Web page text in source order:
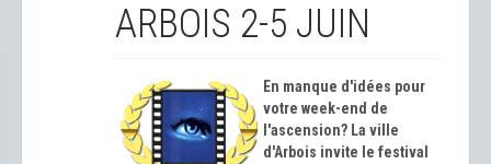
ARBOIS 2-5 JUIN
En manque d'idées pour
votre week-end de
l'ascension? La ville
d'Arbois invite le festival